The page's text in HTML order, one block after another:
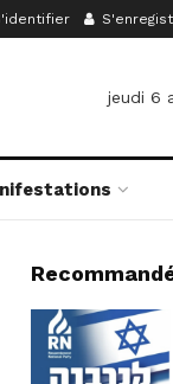
jeudi 6